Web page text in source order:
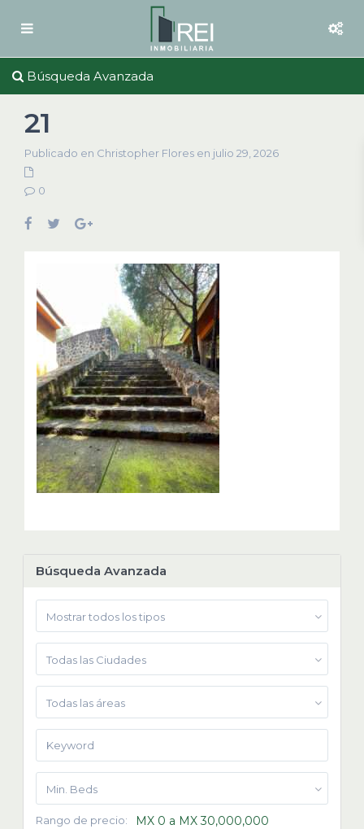
Búsqueda Avanzada
21
Publicado en Christopher Flores en julio 29, 2026
0
Búsqueda Avanzada
Mostrar todos los tipos
Todas las Ciudades
Todas las áreas
Min. Beds
Rango de precio: MX 0 a MX 30,000,000